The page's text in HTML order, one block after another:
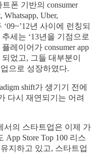
폰 기반의 consumer
Uber,
‘09~’12년 사이에 런칭되
세는 ‘13년을 기점으로
레이어가 consumer app
었고, 그들 대부분이
으로 성장하였다.
shift가 생기기 전에
다시 재연되기는 어려
서의 스타트업은 이제 가
Store Top 100 리스
지하고 있고, 스타트업